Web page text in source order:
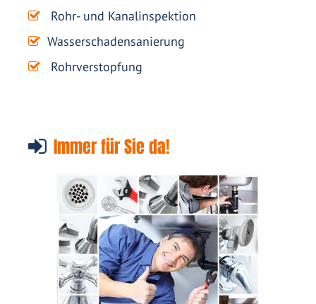
Rohr- und Kanalinspektion
Wasserschadensanierung
Rohrverstopfung
Immer für Sie da!